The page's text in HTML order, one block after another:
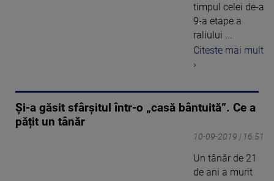
timpul celei de-a
9-a etape a
raliului ...
Citeste mai mult
›
Și-a găsit sfârșitul într-o „casă bântuită”. Ce a
pățit un tânăr
10-09-2019 | 16:51
Un tânăr de 21
de ani a murit